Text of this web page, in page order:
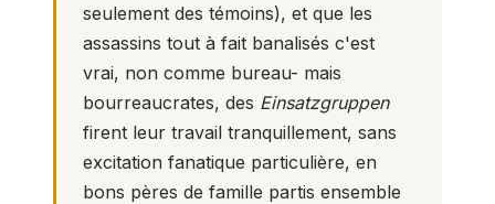
seulement des témoins), et que les
assassins tout à fait banalisés c'est
vrai, non comme bureau- mais
bourreaucrates, des Einsatzgruppen
firent leur travail tranquillement, sans
excitation fanatique particulière, en
bons pères de famille partis ensemble